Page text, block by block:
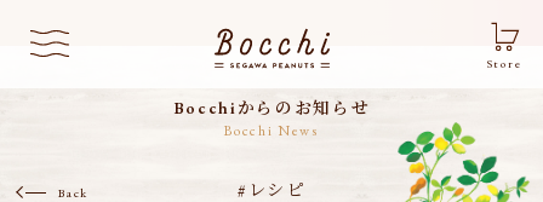
Store
Bocchiからのお知らせ
Bocchi News
#レシピ
Back